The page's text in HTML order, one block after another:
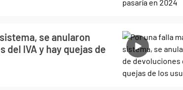
se anularon
del IVA y hay quejas de